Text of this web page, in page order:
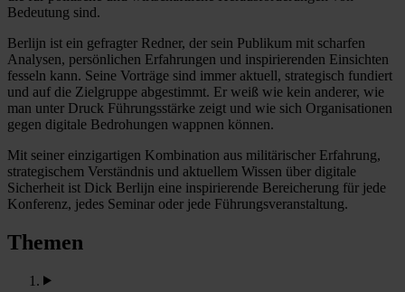
Bedeutung sind.
Berlijn ist ein gefragter Redner, der sein Publikum mit scharfen
Analysen, persönlichen Erfahrungen und inspirierenden Einsichten
fesseln kann. Seine Vorträge sind immer aktuell, strategisch fundiert
und auf die Zielgruppe abgestimmt. Er weiß wie kein anderer, wie
man unter Druck Führungsstärke zeigt und wie sich Organisationen
gegen digitale Bedrohungen wappnen können.
Mit seiner einzigartigen Kombination aus militärischer Erfahrung,
strategischem Verständnis und aktuellem Wissen über digitale
Sicherheit ist Dick Berlijn eine inspirierende Bereicherung für jede
Konferenz, jedes Seminar oder jede Führungsveranstaltung.
Themen